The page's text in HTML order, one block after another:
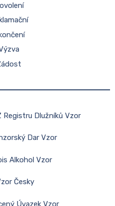
Registru Dlužníků Vzor
Dar Vzor
Alkohol Vzor
Česky
Úvazek Vzor